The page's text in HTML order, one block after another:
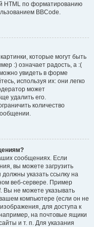
HTML по форматированию
BBCode.
которые могут быть
:) означает радость, а :(
увидеть в форме
используя их: они легко
может
удалить его.
количество
сообщениях. Если
вы можете загрузить
указать ссылку на
веб-сервере. Пример
Вы не можете указывать
компьютере (если он не
для доступа к
на почтовые ящики
и т. п. Для указания